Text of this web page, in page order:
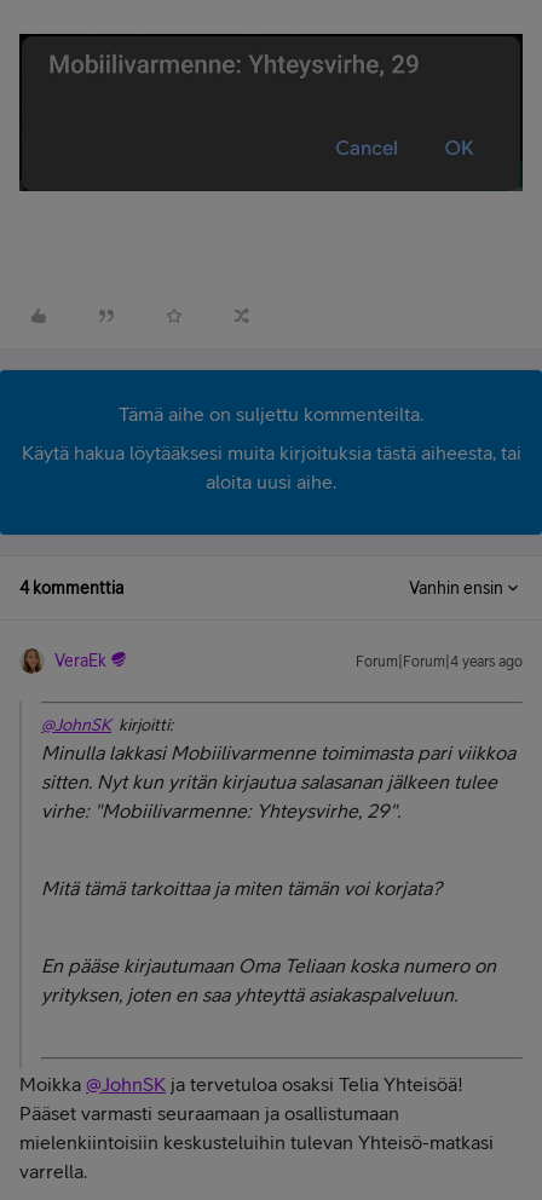
Tämä aihe on suljettu kommenteilta.
Käytä hakua löytääksesi muita kirjoituksia tästä aiheesta, tai
aloita uusi aihe.
4 kommenttia Vanhin ensin
VeraEk Forum|Forum|4 years ago
@JohnSKkirjoitti:
Minulla lakkasi Mobiilivarmenne toimimasta pari viikkoa
sitten. Nyt kun yritän kirjautua salasanan jälkeen tulee
virhe: "Mobiilivarmenne: Yhteysvirhe, 29".
Mitä tämä tarkoittaa ja miten tämän voi korjata?
En pääse kirjautumaan Oma Teliaan koska numero on
yrityksen, joten en saa yhteyttä asiakaspalveluun.
Moikka @JohnSK ja tervetuloa osaksi Telia Yhteisöä!
Pääset varmasti seuraamaan ja osallistumaan
mielenkiintoisiin keskusteluihin tulevan Yhteisö-matkasi
varrella.